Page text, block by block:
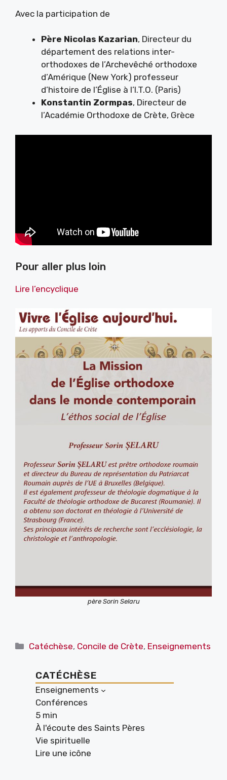
Avec la participation de
Père Nicolas Kazarian, Directeur du
département des relations inter-
orthodoxes de l’Archevêché orthodoxe
d’Amérique (New York) professeur
d’histoire de l’Église à l’I.T.O. (Paris)
Konstantin Zormpas, Directeur de
l’Académie Orthodoxe de Crète, Grèce
Pour aller plus loin
Lire l’encyclique
père Sorin Selaru
Catégories
Catéchèse, Concile de Crète, Enseignements
CATÉCHÈSE
Enseignements
Conférences
5 min
À l'écoute des Saints Pères
Vie spirituelle
Lire une icône